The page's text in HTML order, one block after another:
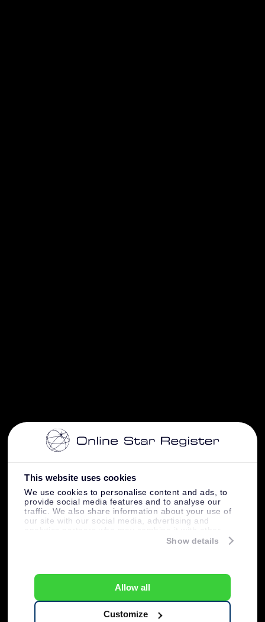
This website uses cookies
We use cookies to personalise content and ads, to
provide social media features and to analyse our
traffic. We also share information about your use of
our site with our social media, advertising and
information that you’ve provided to them or that
Show details
Allow all
Customize